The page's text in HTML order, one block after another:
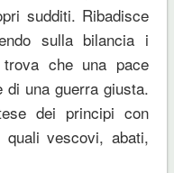
sudditi. Ribadisce
sulla bilancia i
che una pace
di una guerra giusta.
dei principi con
quali vescovi, abati,